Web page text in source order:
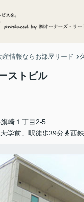
産情報ならお部屋リード
ストビル
崎 １丁目2-5
学前」駅徒歩39分
西